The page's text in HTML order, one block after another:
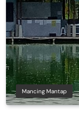
Mancing Mantap